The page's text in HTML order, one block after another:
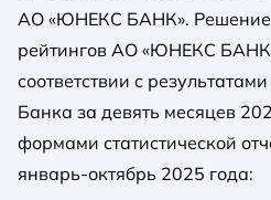
АО «ЮНЕКС БАНК». Решение
рейтингов АО «ЮНЕКС
соответствии с
Банка за девять месяцев
формами статистической
январь-октябрь 2025 года: